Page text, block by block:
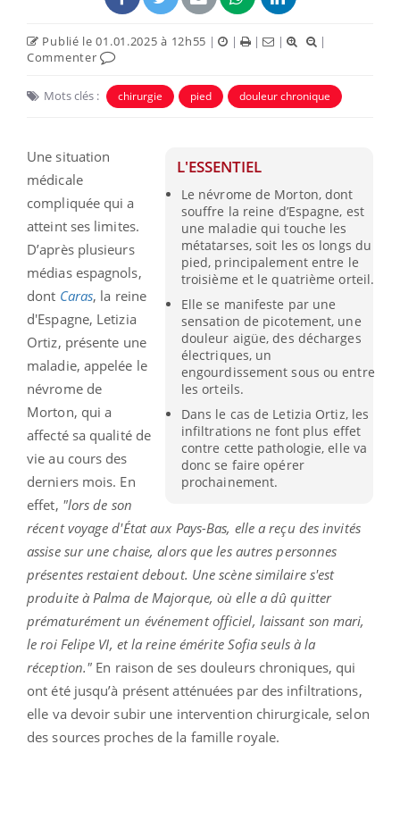
Publié le 01.01.2025 à 12h55 | | | |
|
Commenter
Mots clés : chirurgie pied douleur chronique
L'ESSENTIEL
Le névrome de Morton, dont
souffre la reine d’Espagne, est
une maladie qui touche les
métatarses, soit les os longs du
pied, principalement entre le
troisième et le quatrième orteil.
Elle se manifeste par une
sensation de picotement, une
douleur aigüe, des décharges
électriques, un
engourdissement sous ou entre
les orteils.
Dans le cas de Letizia Ortiz, les
infiltrations ne font plus effet
contre cette pathologie, elle va
donc se faire opérer
prochainement.
Une situation
médicale
compliquée qui a
atteint ses limites.
D’après plusieurs
médias espagnols,
dont Caras, la reine
d'Espagne, Letizia
Ortiz, présente une
maladie, appelée le
névrome de
Morton, qui a
affecté sa qualité de
vie au cours des
derniers mois. En
effet, "lors de son
récent voyage d'État aux Pays-Bas, elle a reçu des invités
assise sur une chaise, alors que les autres personnes
présentes restaient debout. Une scène similaire s'est
produite à Palma de Majorque, où elle a dû quitter
prématurément un événement officiel, laissant son mari,
le roi Felipe VI, et la reine émérite Sofia seuls à la
réception." En raison de ses douleurs chroniques, qui
ont été jusqu’à présent atténuées par des infiltrations,
elle va devoir subir une intervention chirurgicale, selon
des sources proches de la famille royale.